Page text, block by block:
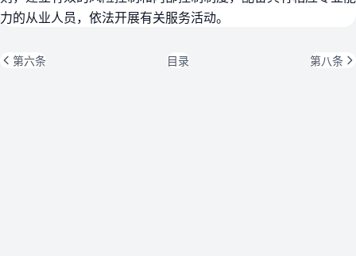
力的从业人员，依法开展有关服务活动。
第六条 目录 第八条